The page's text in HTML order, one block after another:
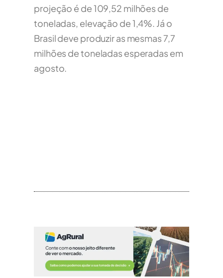
projeção é de 109,52 milhões de
toneladas, elevação de 1,4%. Já o
Brasil deve produzir as mesmas 7,7
milhões de toneladas esperadas em
agosto.